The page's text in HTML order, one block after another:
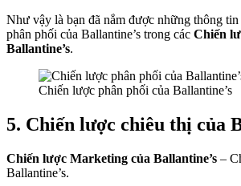
Như vậy là bạn đã nắm được những thông
phân phối của Ballantine’s trong các Chiến
Ballantine’s.
Chiến lược phân phối của Ballantine’s
5. Chiến lược chiêu thị của
Chiến lược Marketing của Ballantine’s –
Ballantine’s.